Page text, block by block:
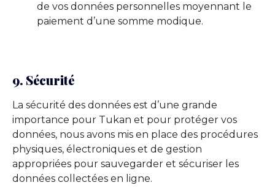
de vos données personnelles moyennant le
paiement d’une somme modique.
9. Sécurité
La sécurité des données est d’une grande
importance pour Tukan et pour protéger vos
données, nous avons mis en place des procédures
physiques, électroniques et de gestion
appropriées pour sauvegarder et sécuriser les
données collectées en ligne.